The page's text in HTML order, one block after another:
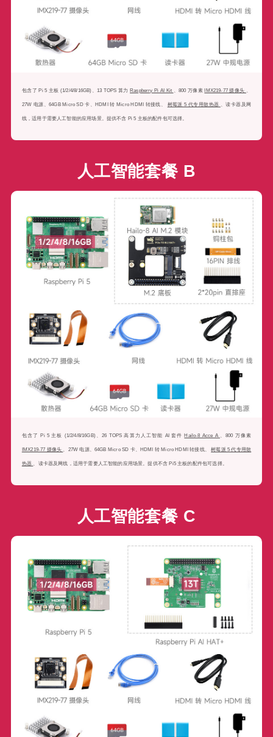
包含了 Pi 5 主板 (1/2/4/8/16GB)、13 TOPS 算力 IMX219-77 摄像头
27W 电源、64GB Micro SD 卡、HDMI 转 Micro HDMI 转接线、 树莓派 5 代专用散热器、读卡器及网
线，适用于需要人工智能的应用场景。提供不含 Pi 5 主板的配件包可选择。
人工智能套餐 B
包含了 Pi 5 主板 (1/2/4/8/16GB)、26 TOPS 高算力人工智能 AI 套件Hailo-8 Acce A
IMX219-77 摄像头、27W 电源、64GB Micro SD 卡、HDMI 转 Micro HDMI 转接线、
、读卡器及网线，适用于需要人工智能的应用场景。提供不含 Pi5 主板的配件包可选择。
人工智能套餐 C
包含了 Pi 5 主板 (1/2/4/8/16GB)、13 TOPS 算力人工智能 AI 套件 、800 万